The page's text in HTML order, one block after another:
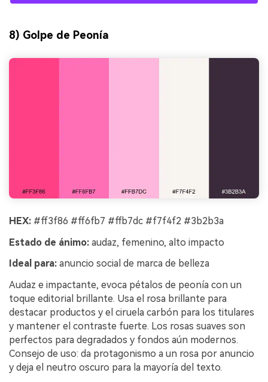
8) Golpe de Peonía
HEX: #ff3f86 #ff6fb7 #ffb7dc #f7f4f2 #3b2b3a
Estado de ánimo: audaz, femenino, alto impacto
Ideal para: anuncio social de marca de belleza
Audaz e impactante, evoca pétalos de peonía con un
toque editorial brillante. Usa el rosa brillante para
destacar productos y el ciruela carbón para los titulares
y mantener el contraste fuerte. Los rosas suaves son
perfectos para degradados y fondos aún modernos.
Consejo de uso: da protagonismo a un rosa por anuncio
y deja el neutro oscuro para la mayoría del texto.